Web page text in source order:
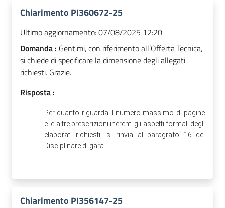
Chiarimento PI360672-25
Ultimo aggiornamento:07/08/2025 12:20
Domanda : Gent.mi, con riferimento all’Offerta Tecnica,
si chiede di specificare la dimensione degli allegati
richiesti. Grazie.
Risposta :
Per quanto riguarda il numero massimo di pagine
e le altre prescrizioni inerenti gli aspetti formali degli
elaborati richiesti, si rinvia al paragrafo 16 del
Disciplinare di gara.
Chiarimento PI356147-25